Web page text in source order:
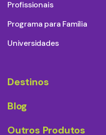
Profissionais
Programa para Família
Universidades
Destinos
Blog
Outros Produtos